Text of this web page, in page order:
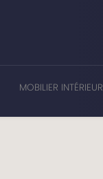
MOBILIER INTÉRIEUR